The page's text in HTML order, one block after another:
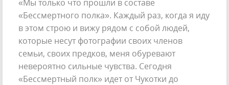
«Мы только что прошли в составе
«Бессмертного полка». Каждый раз, когда я иду
в этом строю и вижу рядом с собой людей,
которые несут фотографии своих членов
семьи, своих предков, меня обуревают
невероятно сильные чувства. Сегодня
«Бессмертный полк» идет от Чукотки до